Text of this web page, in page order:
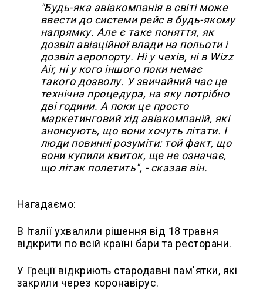
"Будь-яка авіакомпанія в світі може
ввести до системи рейс в будь-якому
напрямку. Але є таке поняття, як
дозвіл авіаційної влади на польоти і
дозвіл аеропорту. Ні у чехів, ні в Wizz
Air, ні у кого іншого поки немає
такого дозволу. У звичайний час це
технічна процедура, на яку потрібно
дві години. А поки це просто
маркетинговий хід авіакомпаній, які
анонсують, що вони хочуть літати. І
люди повинні розуміти: той факт, що
вони купили квиток, ще не означає,
що літак полетить", - сказав він.
Нагадаємо:
В Італії ухвалили рішення від 18 травня
відкрити по всій країні бари та ресторани.
У Греції відкриють стародавні пам'ятки, які
закрили через коронавірус.